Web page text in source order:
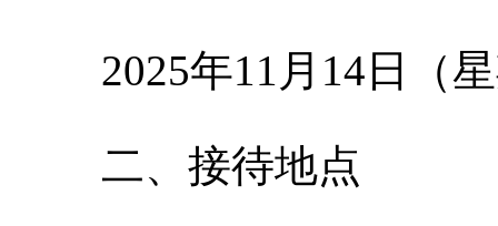
2025年11月14日（
二、接待地点